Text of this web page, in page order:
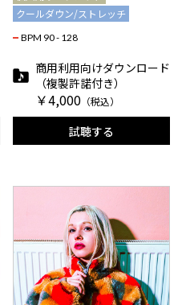
クールダウン/ストレッチ
BPM 90 - 128
商用利用向けダウンロード
（複製許諾付き）
￥4,000 （税込）
試聴する